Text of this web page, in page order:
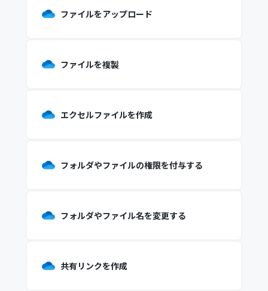
ファイルをアップロード
ファイルを複製
エクセルファイルを作成
フォルダやファイルの権限を付与する
フォルダやファイル名を変更する
共有リンクを作成